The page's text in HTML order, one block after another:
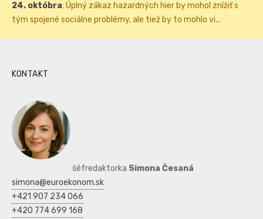
24. októbra: Úplný zákaz hazardných hier by mohol znížiť s
tým spojené sociálne problémy, ale tiež by to mohlo vi...
KONTAKT
šéfredaktorka Simona Česaná
simona@euroekonom.sk
+421 907 234 066
+420 774 699 168